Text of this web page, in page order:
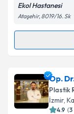
Kişisel
Metni'ni
Ekol Hastanesi
Ataşehir, 8019/16. Sk
Randevu
Op. Dr.
takvimi
almanız için
Op.
Plastik
İzmir,
4.9 (3